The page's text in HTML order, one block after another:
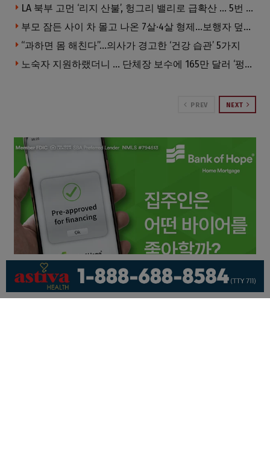
LA 북부 고먼 ‘리지 산불’, 헝그리 밸리로 급확산 … 5번 Fwy 양방향 전면 폐쇄
부모 잠든 사이 차 몰고 나온 7살·4살 형제…보행자 덮쳐 중태
“과하면 몸 해친다”…의사가 경고한 ‘건강 습관’ 5가지
노숙자 지원하랬더니 … 단체장 보수에 165만 달러 ‘펑펑’
PREV NEXT